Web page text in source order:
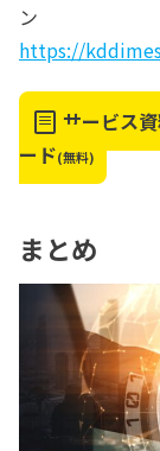
ン
https://
サービス
ード(無料)
まとめ